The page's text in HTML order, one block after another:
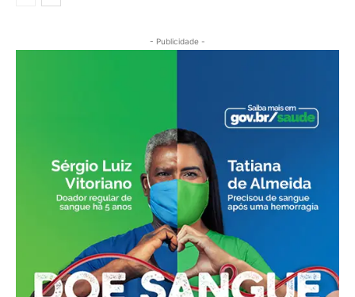
- Publicidade -